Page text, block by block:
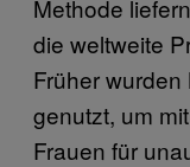
Methode
die weltweite
Früher
genutzt, um
Frauen für